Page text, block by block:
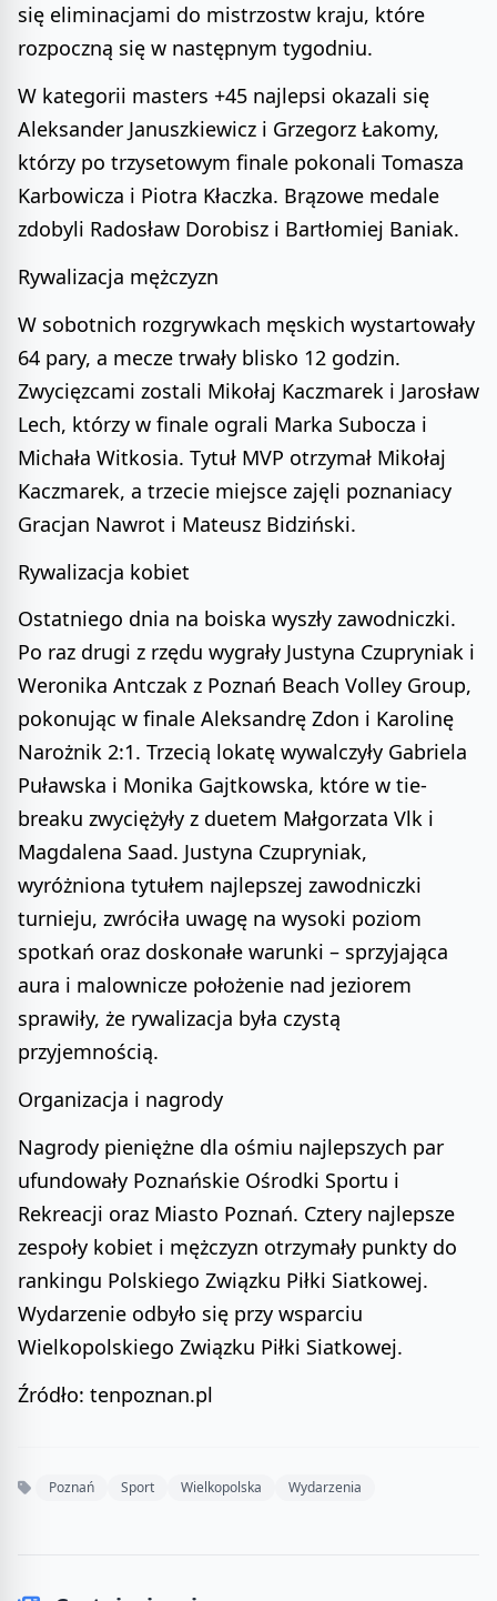
się eliminacjami do mistrzostw kraju, które
rozpoczną się w następnym tygodniu.
W kategorii masters +45 najlepsi okazali się
Aleksander Januszkiewicz i Grzegorz Łakomy,
którzy po trzysetowym finale pokonali Tomasza
Karbowicza i Piotra Kłaczka. Brązowe medale
zdobyli Radosław Dorobisz i Bartłomiej Baniak.
Rywalizacja mężczyzn
W sobotnich rozgrywkach męskich wystartowały
64 pary, a mecze trwały blisko 12 godzin.
Zwycięzcami zostali Mikołaj Kaczmarek i Jarosław
Lech, którzy w finale ograli Marka Subocza i
Michała Witkosia. Tytuł MVP otrzymał Mikołaj
Kaczmarek, a trzecie miejsce zajęli poznaniacy
Gracjan Nawrot i Mateusz Bidziński.
Rywalizacja kobiet
Ostatniego dnia na boiska wyszły zawodniczki.
Po raz drugi z rzędu wygrały Justyna Czupryniak i
Weronika Antczak z Poznań Beach Volley Group,
pokonując w finale Aleksandrę Zdon i Karolinę
Narożnik 2:1. Trzecią lokatę wywalczyły Gabriela
Puławska i Monika Gajtkowska, które w tie-
breaku zwyciężyły z duetem Małgorzata Vlk i
Magdalena Saad. Justyna Czupryniak,
wyróżniona tytułem najlepszej zawodniczki
turnieju, zwróciła uwagę na wysoki poziom
spotkań oraz doskonałe warunki – sprzyjająca
aura i malownicze położenie nad jeziorem
sprawiły, że rywalizacja była czystą
przyjemnością.
Organizacja i nagrody
Nagrody pieniężne dla ośmiu najlepszych par
ufundowały Poznańskie Ośrodki Sportu i
Rekreacji oraz Miasto Poznań. Cztery najlepsze
zespoły kobiet i mężczyzn otrzymały punkty do
rankingu Polskiego Związku Piłki Siatkowej.
Wydarzenie odbyło się przy wsparciu
Wielkopolskiego Związku Piłki Siatkowej.
Źródło: tenpoznan.pl
Poznań Sport Wielkopolska Wydarzenia